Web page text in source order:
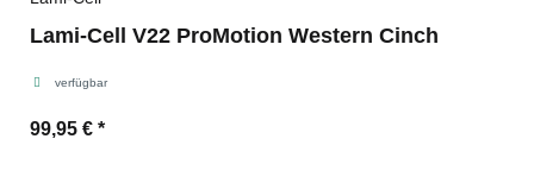
Lami-Cell V22 ProMotion Western Cinch
verfügbar
99,95 € *